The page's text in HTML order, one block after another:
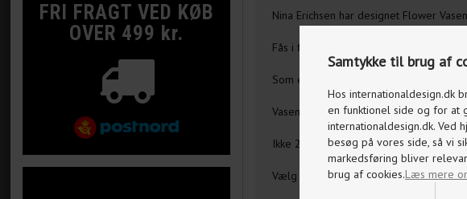
Samtykke til brug af
Hos internationaldesign.dk
en funktionel side og for at
internationaldesign.dk. Ved
besøg på vores side, så vi
markedsføring bliver
brug af cookies.Læs mere
FRI FRAGT VED KØB
OVER 499 kr.
Nina Erichsen har designet Flower
Fås i flere farver og størrelser. Alle
Som en nyhed fås No. 2 og No. 23 i
Vasen er mundblæst hvilket giver
Ikke 2 vaser er helt ens.
Vælg udgave og prisen kommer frem